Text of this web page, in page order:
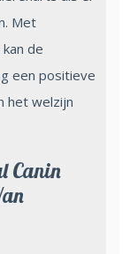
Met
de
een positieve
het welzijn
Canin